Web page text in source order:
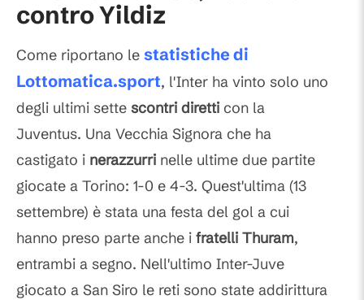
contro Yildiz
Come riportano le statistiche di
Lottomatica.sport, l'Inter ha vinto solo uno
degli ultimi sette scontri diretti con la
Juventus. Una Vecchia Signora che ha
castigato i nerazzurri nelle ultime due partite
giocate a Torino: 1-0 e 4-3. Quest'ultima (13
settembre) è stata una festa del gol a cui
hanno preso parte anche i fratelli Thuram,
entrambi a segno. Nell'ultimo Inter-Juve
giocato a San Siro le reti sono state addirittura